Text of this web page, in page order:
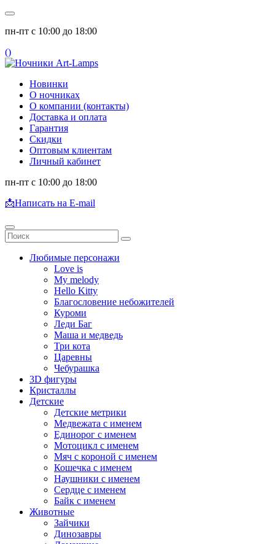
пн-пт с 10:00 до 18:00
()
Новинки
О ночниках
О компании (контакты)
Доставка и оплата
Гарантия
Скидки
Оптовым клиентам
Личный кабинет
пн-пт с 10:00 до 18:00
📩Написать на E-mail
Любимые персонажи
Love is
My melody
Hello Kitty
Благословение небожителей
Куроми
Леди Баг
Маша и медведь
Три кота
Царевны
Чебурашка
3D фигуры
Кристаллы
Детские
Детские метрики
Медвежата с именем
Единорог с именем
Мотоцикл с именем
Мяч с короной с именем
Кошечка с именем
Наушники с именем
Сердце с именем
Байк с именем
Животные
Зайчики
Динозавры